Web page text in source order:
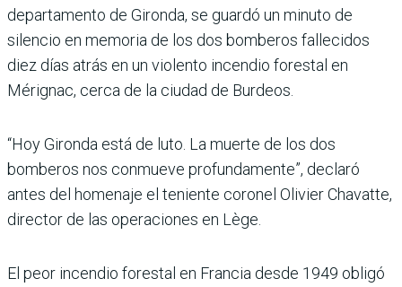
departamento de Gironda, se guardó un minuto de
silencio en memoria de los dos bomberos fallecidos
diez días atrás en un violento incendio forestal en
Mérignac, cerca de la ciudad de Burdeos.
“Hoy Gironda está de luto. La muerte de los dos
bomberos nos conmueve profundamente”, declaró
antes del homenaje el teniente coronel Olivier Chavatte,
director de las operaciones en Lège.
El peor incendio forestal en Francia desde 1949 obligó